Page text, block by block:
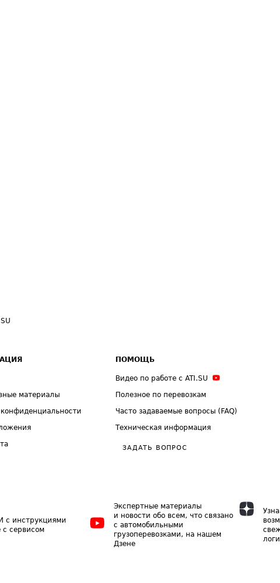
материалы
ПОМОЩЬ
Видео по работе с ATI.SU
Полезное по перевозкам
Часто задаваемые вопросы (FAQ)
Техническая информация
ЗАДАТЬ ВОПРОС
с инструкциями
с сервисом
Экспертные материалы
и новости обо всем, что связано
с автомобильными
грузоперевозками, на нашем
Дзене